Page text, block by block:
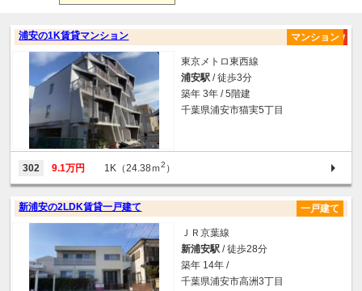
浦安の1K賃貸マンション マンション
東京メトロ東西線
浦安駅 / 徒歩3分
築年 3年 / 5階建
千葉県浦安市猫実5丁目
302 9.1万円 1K（24.38ｍ2 ）
新浦安の2LDK賃貸一戸建て 一戸建て
ＪＲ京葉線
新浦安駅 / 徒歩28分
築年 14年 /
千葉県浦安市高洲3丁目